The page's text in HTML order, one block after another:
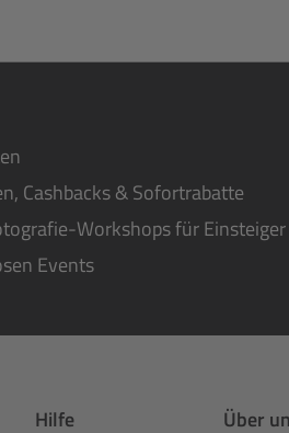
Cashbacks & Sofortrabatte
Workshops für
Events
Hilfe
Über